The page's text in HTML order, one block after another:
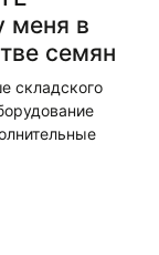
меня в
семян
складского